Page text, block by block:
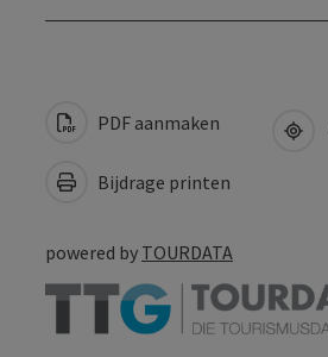
PDF aanmaken
Bijdrage printen
powered by TOURDATA